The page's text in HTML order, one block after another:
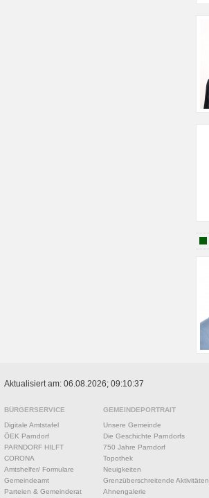
Aktualisiert am: 06.08.2026; 09:10:37
BÜRGERSERVICE
Digitale Amtstafel
ÖEK Parndorf
PARNDORF HILFT
CORONA
Amtshelfer/ Formulare
Gemeindeamt
Parteien & Gemeinderat
GEMEINDEPORTRAIT
Unsere Gemeinde
Die Geschichte Parndorfs
750 Jahre Parndorf
Topothek
Neuigkeiten
Grenzüberschreitende Aktivitäten
Ahnengalerie